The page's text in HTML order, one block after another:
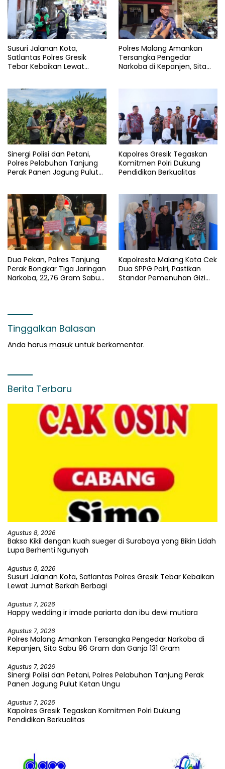
Susuri Jalanan Kota,
Satlantas Polres Gresik
Tebar Kebaikan Lewat
Polres Malang Amankan
Tersangka Pengedar
Narkoba di Kepanjen, Sita
Sinergi Polisi dan Petani,
Polres Pelabuhan Tanjung
Perak Panen Jagung Pulut
Kapolres Gresik Tegaskan
Komitmen Polri Dukung
Pendidikan Berkualitas
Dua Pekan, Polres Tanjung
Perak Bongkar Tiga Jaringan
Narkoba, 22,76 Gram Sabu
Kapolresta Malang Kota Cek
Dua SPPG Polri, Pastikan
Standar Pemenuhan Gizi
Tinggalkan Balasan
Anda harus masuk untuk berkomentar.
Berita Terbaru
Agustus 8, 2026
Bakso Kikil dengan kuah sueger di Surabaya yang Bikin Lidah
Lupa Berhenti Ngunyah
Agustus 8, 2026
Susuri Jalanan Kota, Satlantas Polres Gresik Tebar Kebaikan
Lewat Jumat Berkah Berbagi
Agustus 7, 2026
Happy wedding ir imade pariarta dan ibu dewi mutiara
Agustus 7, 2026
Polres Malang Amankan Tersangka Pengedar Narkoba di
Kepanjen, Sita Sabu 96 Gram dan Ganja 131 Gram
Agustus 7, 2026
Sinergi Polisi dan Petani, Polres Pelabuhan Tanjung Perak
Panen Jagung Pulut Ketan Ungu
Agustus 7, 2026
Kapolres Gresik Tegaskan Komitmen Polri Dukung
Pendidikan Berkualitas